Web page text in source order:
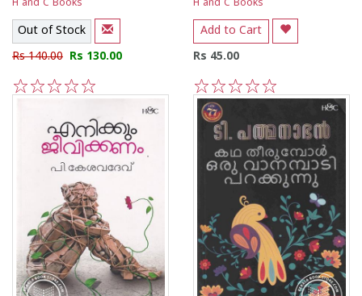
H and C Books
Out of Stock
Rs 140.00 Rs 130.00
H and C Books
Add to Cart
Rs 45.00
5
4
3
2
1